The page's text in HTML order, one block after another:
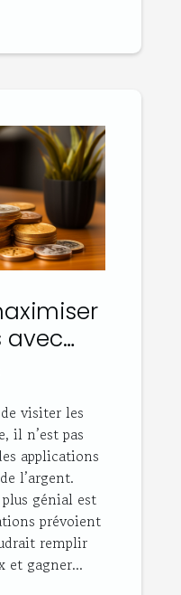
avec
?
visiter les
il n’est pas
applications
l’argent.
génial est
prévoient
remplir
et gagner...